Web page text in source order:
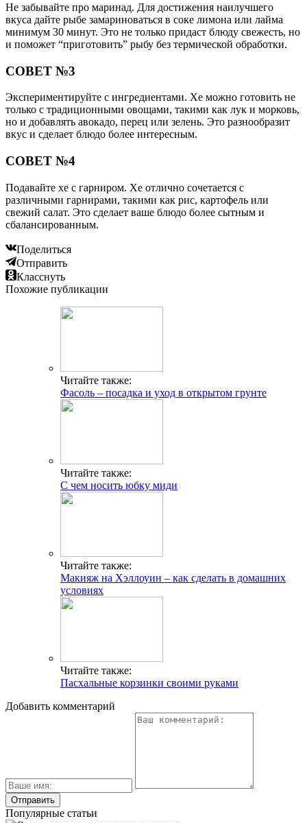
Не забывайте про маринад. Для достижения наилучшего
вкуса дайте рыбе замариноваться в соке лимона или лайма
минимум 30 минут. Это не только придаст блюду свежесть, но
и поможет “приготовить” рыбу без термической обработки.
СОВЕТ №3
Экспериментируйте с ингредиентами. Хе можно готовить не
только с традиционными овощами, такими как лук и морковь,
но и добавлять авокадо, перец или зелень. Это разнообразит
вкус и сделает блюдо более интересным.
СОВЕТ №4
Подавайте хе с гарниром. Хе отлично сочетается с
различными гарнирами, такими как рис, картофель или
свежий салат. Это сделает ваше блюдо более сытным и
сбалансированным.
Поделиться
Отправить
Класснуть
Похожие публикации
Читайте также:
Фасоль – посадка и уход в открытом грунте
Читайте также:
С чем носить юбку миди
Читайте также:
Макияж на Хэллоуин – как сделать в домашних
условиях
Читайте также:
Пасхальные корзинки своими руками
Добавить комментарий
Популярные статьи